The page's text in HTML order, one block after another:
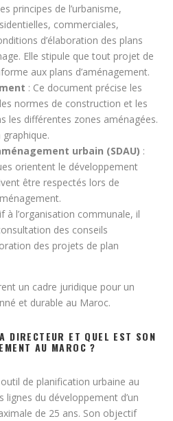
principes de l’urbanisme,
commerciales,
d’élaboration des plans
Elle stipule que tout projet de
aux plans d’aménagement.
: Ce document précise les
normes de construction et les
les différentes zones aménagées.
urbain (SDAU) :
orientent le développement
être respectés lors de
à l’organisation communale, il
des conseils
des projets de plan
un cadre juridique pour un
et durable au Maroc.
DIRECTEUR ET QUEL EST SON
AU MAROC ?
de planification urbaine au
du développement d’un
de 25 ans. Son objectif